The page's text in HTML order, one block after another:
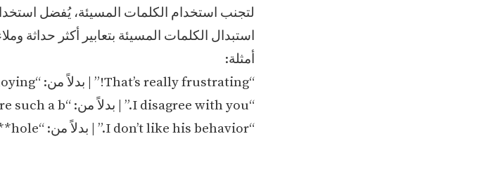
لتجنب استخدام الكلمات المسيئة، يُفضل
استبدال الكلمات المسيئة بتعابير أكثر حداثة
أمثلة:
“That’s really frustrating!” | بدلاً من: “That’s so f***ing annoying!”
“I disagree with you.” | بدلاً من: “You’re such a b****!”
“I don’t like his behavior.” | بدلاً من: “He’s a complete a**hole.”